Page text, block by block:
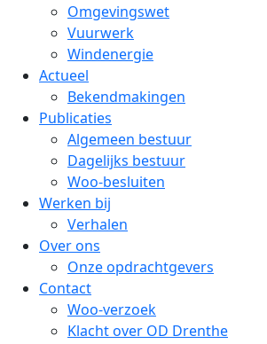
Omgevingswet
Vuurwerk
Windenergie
Actueel
Bekendmakingen
Publicaties
Algemeen bestuur
Dagelijks bestuur
Woo-besluiten
Werken bij
Verhalen
Over ons
Onze opdrachtgevers
Contact
Woo-verzoek
Klacht over OD Drenthe